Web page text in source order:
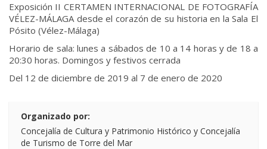
Exposición II CERTAMEN INTERNACIONAL DE FOTOGRAFÍA
VÉLEZ-MÁLAGA desde el corazón de su historia en la Sala El
Pósito (Vélez-Málaga)
Horario de sala: lunes a sábados de 10 a 14 horas y de 18 a
20:30 horas. Domingos y festivos cerrada
Del 12 de diciembre de 2019 al 7 de enero de 2020
Organizado por:
Concejalía de Cultura y Patrimonio Histórico y Concejalía
de Turismo de Torre del Mar